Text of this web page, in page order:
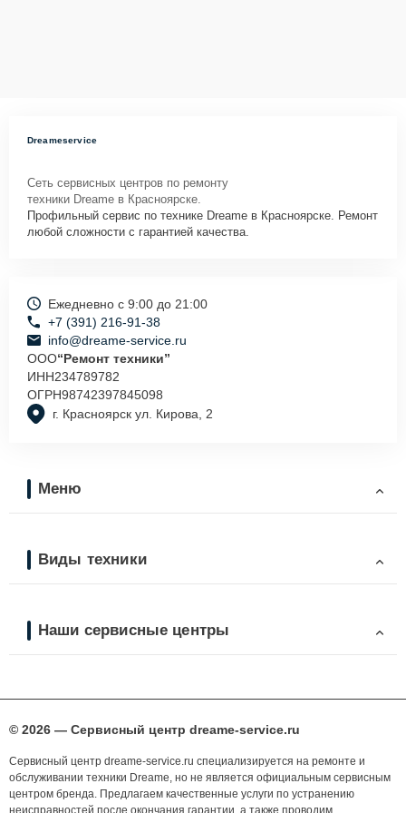
Dreameservice
Сеть сервисных центров по ремонту
техники Dreame в Красноярске.
Профильный сервис по технике Dreame в Красноярске. Ремонт
любой сложности с гарантией качества.
г. Красноярск ул. Кирова, 2
Ежедневно с 9:00 до 21:00
+7 (391) 216-91-38
info@dreame-service.ru
ООО“Ремонт техники”
ИНН234789782
ОГРН98742397845098
Меню
Виды техники
Наши сервисные центры
© 2026 — Сервисный центр dreame-service.ru
Сервисный центр dreame-service.ru специализируется на ремонте и
обслуживании техники Dreame, но не является официальным сервисным
центром бренда. Предлагаем качественные услуги по устранению
неисправностей после окончания гарантии, а также проводим